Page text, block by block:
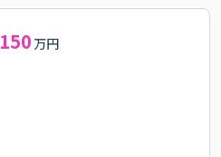
150 万円